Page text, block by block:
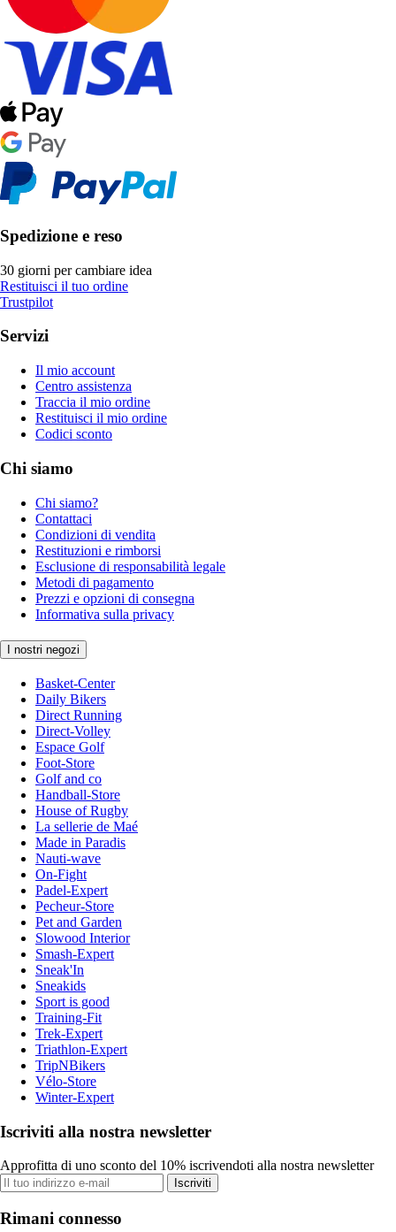
Spedizione e reso
30 giorni per cambiare idea
Restituisci il tuo ordine
Trustpilot
Servizi
Il mio account
Centro assistenza
Traccia il mio ordine
Restituisci il mio ordine
Codici sconto
Chi siamo
Chi siamo?
Contattaci
Condizioni di vendita
Restituzioni e rimborsi
Esclusione di responsabilità legale
Metodi di pagamento
Prezzi e opzioni di consegna
Informativa sulla privacy
I nostri negozi
Basket-Center
Daily Bikers
Direct Running
Direct-Volley
Espace Golf
Foot-Store
Golf and co
Handball-Store
House of Rugby
La sellerie de Maé
Made in Paradis
Nauti-wave
On-Fight
Padel-Expert
Pecheur-Store
Pet and Garden
Slowood Interior
Smash-Expert
Sneak'In
Sneakids
Sport is good
Training-Fit
Trek-Expert
Triathlon-Expert
TripNBikers
Vélo-Store
Winter-Expert
Iscriviti alla nostra newsletter
Approfitta di uno sconto del 10% iscrivendoti alla nostra newsletter
Iscriviti
Rimani connesso